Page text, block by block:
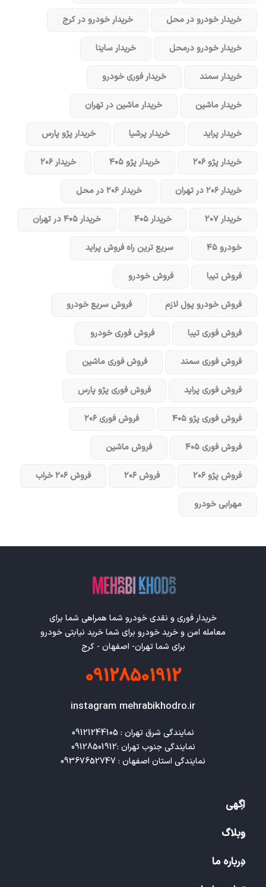
خریدار خودرو در محل خریدار خودرو در کرج
خریدار خودرو در‌محل خریدار ساینا
خریدار سمند خریدار فوری خودرو
خریدار ماشین خریدار ماشین در تهران
خریدار پراید خریدار پرشیا خریدار پژو پارس
خریدار پژو ۲۰۶ خریدار پژو ۴۰۵ خریدار ۲۰۶
خریدار ۲۰۶ در تهران خریدار ۲۰۶ در محل
خریدار ۲۰۷ خریدار ۴۰۵ خریدار ۴۰۵ در تهران
خودرو ۴۵ سریع ترین راه فروش پراید
فروش تیبا فروش خودرو
فروش خودرو پول لازم فروش سریع خودرو
فروش فوری تیبا فروش فوری خودرو
فروش فوری سمند فروش فوری ماشین
فروش فوری پراید فروش فوری پژو پارس
فروش فوری پژو ۴۰۵ فروش فوری ۲۰۶
فروش فوری ۴۰۵ فروش ماشین
فروش پژو ۲۰۶ فروش ۲۰۶ فروش ۲۰۶ خراب
مهرابی خودرو
خریدار فوری و نقدی خودرو شما همراهی شما برای
معامله امن و خرید خودرو برای شما خرید نیابتی خودرو
برای شما تهران- اصفهان - کرج
09128501912
instagram mehrabikhodro.ir
نمایندگی استان اصفهان : 09367652747
اگهی
وبلاگ
درباره ما